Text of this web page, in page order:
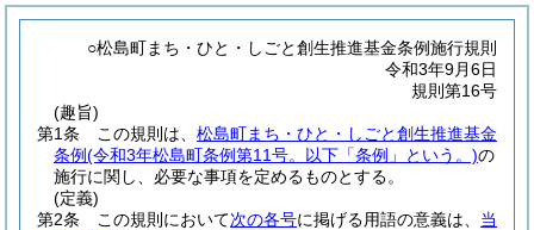
○松島町まち・ひと・しごと創生推進基金条例施行規則
令和3年9月6日
規則第16号
(趣旨)
第1条
この規則は、 松島町まち・ひと・しごと創生推進基金
条例(令和3年松島町条例第11号。以下「条例」という。)の
施行に関し、必要な事項を定めるものとする。
(定義)
第2条
この規則において次の各号に掲げる用語の意義は、 当